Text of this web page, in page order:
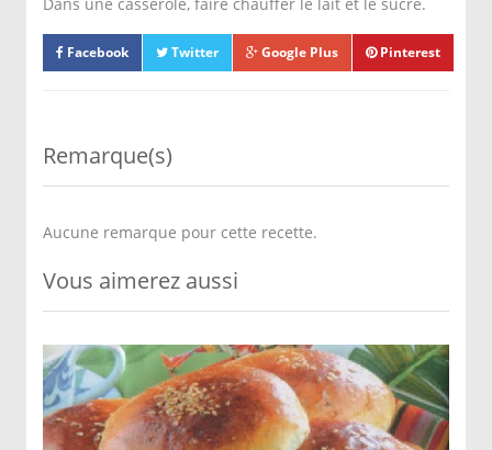
Facebook Twitter Google Plus Pinterest
Remarque(s)
Aucune remarque pour cette recette.
Vous aimerez aussi